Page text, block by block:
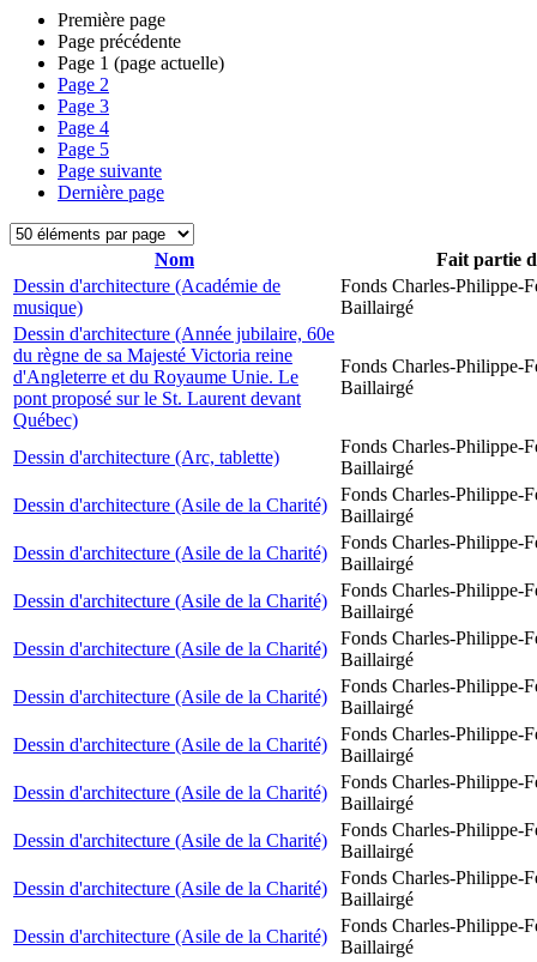
Première page
Page précédente
Page 1 (page actuelle)
Page 2
Page 3
Page 4
Page 5
Page suivante
Dernière page
Nom
Fait partie
Dessin d'architecture (Académie de
musique)
Fonds Charles-Philippe-
Baillairgé
Dessin d'architecture (Année jubilaire, 60e
du règne de sa Majesté Victoria reine
d'Angleterre et du Royaume Unie. Le
pont proposé sur le St. Laurent devant
Québec)
Fonds Charles-Philippe-
Baillairgé
Dessin d'architecture (Arc, tablette)
Fonds Charles-Philippe-
Baillairgé
Dessin d'architecture (Asile de la Charité)
Fonds Charles-Philippe-
Baillairgé
Dessin d'architecture (Asile de la Charité)
Fonds Charles-Philippe-
Baillairgé
Dessin d'architecture (Asile de la Charité)
Fonds Charles-Philippe-
Baillairgé
Dessin d'architecture (Asile de la Charité)
Fonds Charles-Philippe-
Baillairgé
Dessin d'architecture (Asile de la Charité)
Fonds Charles-Philippe-
Baillairgé
Dessin d'architecture (Asile de la Charité)
Fonds Charles-Philippe-
Baillairgé
Dessin d'architecture (Asile de la Charité)
Fonds Charles-Philippe-
Baillairgé
Dessin d'architecture (Asile de la Charité)
Fonds Charles-Philippe-
Baillairgé
Dessin d'architecture (Asile de la Charité)
Fonds Charles-Philippe-
Baillairgé
Dessin d'architecture (Asile de la Charité)
Fonds Charles-Philippe-
Baillairgé